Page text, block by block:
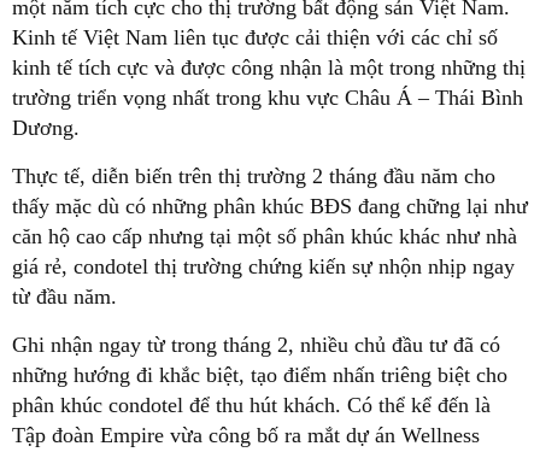
một năm tích cực cho thị trường bất động sản Việt Nam.
Kinh tế Việt Nam liên tục được cải thiện với các chỉ số
kinh tế tích cực và được công nhận là một trong những thị
trường triển vọng nhất trong khu vực Châu Á – Thái Bình
Dương.
Thực tế, diễn biến trên thị trường 2 tháng đầu năm cho
thấy mặc dù có những phân khúc BĐS đang chững lại như
căn hộ cao cấp nhưng tại một số phân khúc khác như nhà
giá rẻ, condotel thị trường chứng kiến sự nhộn nhịp ngay
từ đầu năm.
Ghi nhận ngay từ trong tháng 2, nhiều chủ đầu tư đã có
những hướng đi khắc biệt, tạo điểm nhấn triêng biệt cho
phân khúc condotel để thu hút khách. Có thể kể đến là
Tập đoàn Empire vừa công bố ra mắt dự án Wellness